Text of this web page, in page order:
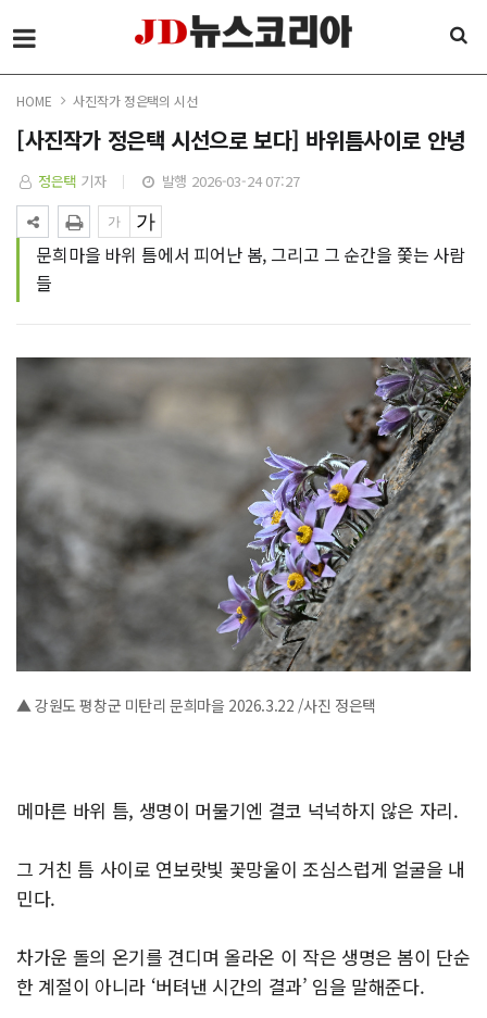
HOME 사진작가 정은택의 시선
[사진작가 정은택 시선으로 보다] 바위틈사이로 안녕
정은택 기자 발행 2026-03-24 07:27
문희마을 바위 틈에서 피어난 봄, 그리고 그 순간을 쫓는 사람
들
▲ 강원도 평창군 미탄리 문희마을 2026.3.22 /사진 정은택
메마른 바위 틈, 생명이 머물기엔 결코 넉넉하지 않은 자리.
그 거친 틈 사이로 연보랏빛 꽃망울이 조심스럽게 얼굴을 내
민다.
차가운 돌의 온기를 견디며 올라온 이 작은 생명은 봄이 단순
한 계절이 아니라 ‘버텨낸 시간의 결과’ 임을 말해준다.